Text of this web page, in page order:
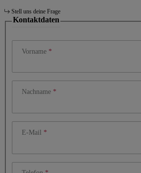
Stell uns deine Frage
Kontaktdaten
Vorname
Nachname
E-Mail